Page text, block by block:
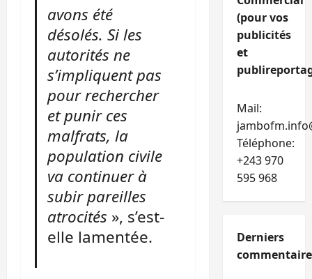
avons été
désolés. Si les
autorités ne
s’impliquent pas
pour rechercher
et punir ces
malfrats, la
population civile
va continuer à
subir pareilles
atrocités », s’est-
elle lamentée.
(pour vos
publicités
et
Mail:
Téléphone:
+243 970
595 968
Derniers